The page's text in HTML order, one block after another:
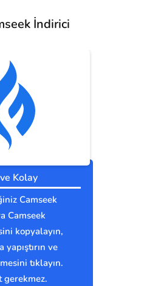
İndirici
ve Kolay
Camseek
Camseek
kopyalayın,
ve
tıklayın.
gerekmez.